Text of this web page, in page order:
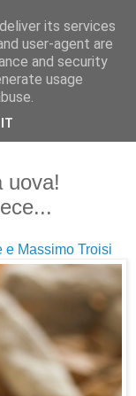
uova!
e Massimo Troisi
its services
user-agent are
and security
usage